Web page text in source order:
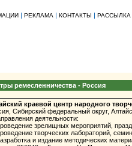
| РЕКЛАМА | КОНТАКТЫ | РАССЫЛКА
ремесленничества - Россия
краевой центр народного
Сибирский федеральный округ,
деятельности:
зрелищных мероприятий,
творческих лабораторий,
и издание методических